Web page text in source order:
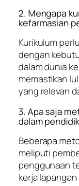
2. Mengapa
kefarmasian
Kurikulum
dengan
dalam dunia
memastikan
yang relevan
3. Apa saja
dalam
Beberapa
meliputi
penggunaan
kerja